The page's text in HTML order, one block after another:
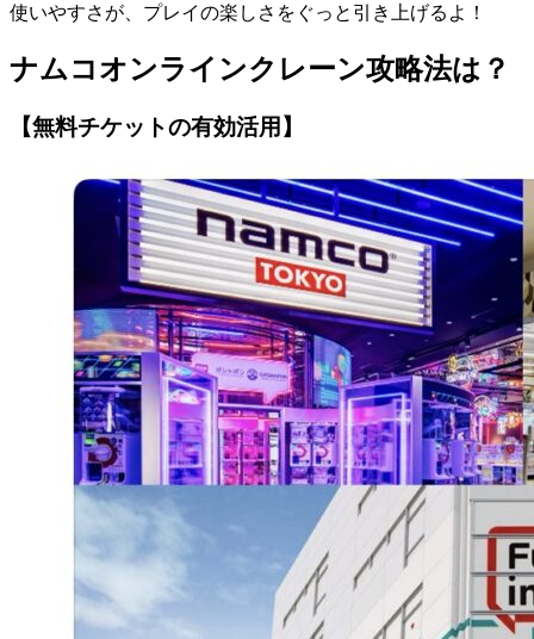
使いやすさが、プレイの楽しさをぐっと引き上げるよ！
ナムコオンラインクレーン攻略法は？
【無料チケットの有効活用】